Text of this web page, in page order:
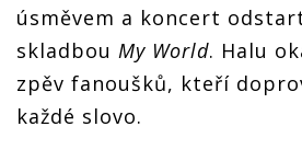
úsměvem a koncert
skladbou My World. Halu
zpěv fanoušků, kteří
každé slovo.